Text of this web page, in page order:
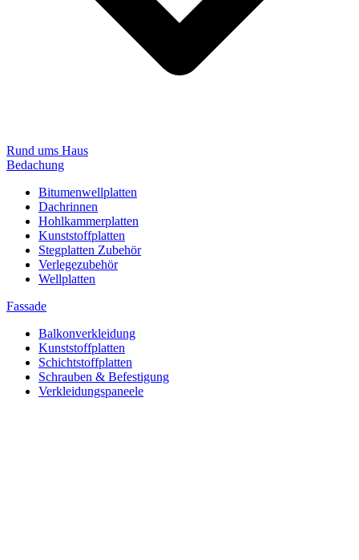
Rund ums Haus
Bedachung
Bitumenwellplatten
Dachrinnen
Hohlkammerplatten
Kunststoffplatten
Stegplatten Zubehör
Verlegezubehör
Wellplatten
Fassade
Balkonverkleidung
Kunststoffplatten
Schichtstoffplatten
Schrauben & Befestigung
Verkleidungspaneele